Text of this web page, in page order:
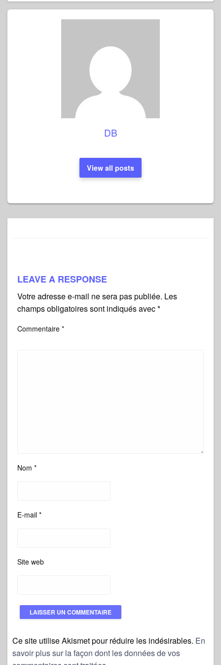
DB
View all posts
LEAVE A RESPONSE
Votre adresse e-mail ne sera pas publiée. Les
champs obligatoires sont indiqués avec*
Commentaire *
Nom *
E-mail *
Site web
Ce site utilise Akismet pour réduire les indésirables. En
savoir plus sur la façon dont les données de vos